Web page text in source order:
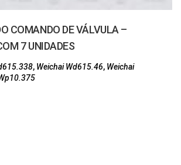
COMANDO DE VÁLVULA –
7 UNIDADES
, Weichai Wd615.46, Weichai